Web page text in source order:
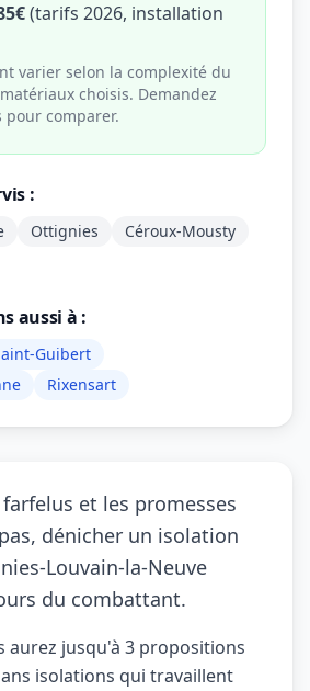
(tarifs 2026, installation
varier selon la complexité du
choisis. Demandez
comparer.
:
Ottignies
Céroux-Mousty
aussi à :
Guibert
Rixensart
et les promesses
dénicher un isolation
Louvain-la-Neuve
du combattant.
aurez jusqu'à 3 propositions
isolations qui travaillent